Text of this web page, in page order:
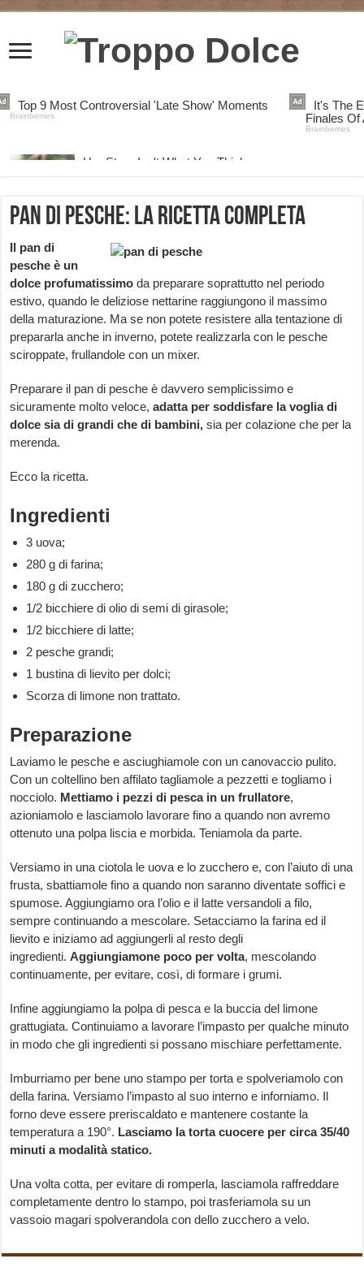
Pan di pesche: la ricetta completa
Il pan di
pesche è un
dolce profumatissimo da preparare soprattutto nel periodo
estivo, quando le deliziose nettarine raggiungono il massimo
della maturazione. Ma se non potete resistere alla tentazione di
prepararla anche in inverno, potete realizzarla con le pesche
sciroppate, frullandole con un mixer.
Preparare il pan di pesche è davvero semplicissimo e
sicuramente molto veloce,adatta per soddisfare la voglia di
dolce sia di grandi che di bambini, sia per colazione che per la
merenda.
Ecco la ricetta.
Ingredienti
3 uova;
280 g di farina;
180 g di zucchero;
1/2 bicchiere di olio di semi di girasole;
1/2 bicchiere di latte;
2 pesche grandi;
1 bustina di lievito per dolci;
Scorza di limone non trattato.
Preparazione
Laviamo le pesche e asciughiamole con un canovaccio pulito.
Con un coltellino ben affilato tagliamole a pezzetti e togliamo i
nocciolo. Mettiamo i pezzi di pesca in un frullatore,
azioniamolo e lasciamolo lavorare fino a quando non avremo
ottenuto una polpa liscia e morbida. Teniamola da parte.
Versiamo in una ciotola le uova e lo zucchero e, con l’aiuto di una
frusta, sbattiamole fino a quando non saranno diventate soffici e
spumose. Aggiungiamo ora l’olio e il latte versandoli a filo,
sempre continuando a mescolare. Setacciamo la farina ed il
lievito e iniziamo ad aggiungerli al resto degli
ingredienti.Aggiungiamone poco per volta, mescolando
continuamente, per evitare, così, di formare i grumi.
Infine aggiungiamo la polpa di pesca e la buccia del limone
grattugiata. Continuiamo a lavorare l’impasto per qualche minuto
in modo che gli ingredienti si possano mischiare perfettamente.
Imburriamo per bene uno stampo per torta e spolveriamolo con
della farina. Versiamo l’impasto al suo interno e inforniamo. Il
forno deve essere preriscaldato e mantenere costante la
temperatura a 190°. Lasciamo la torta cuocere per circa 35/40
minuti a modalità statico.
Una volta cotta, per evitare di romperla, lasciamola raffreddare
completamente dentro lo stampo, poi trasferiamola su un
vassoio magari spolverandola con dello zucchero a velo.